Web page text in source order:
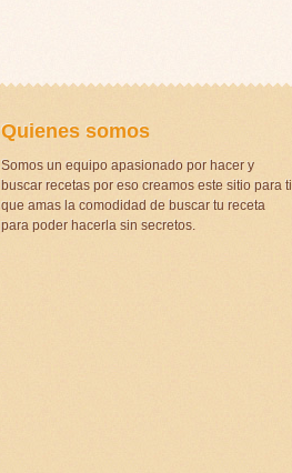
Quienes somos
Somos un equipo apasionado por hacer y
buscar recetas por eso creamos este sitio para ti
que amas la comodidad de buscar tu receta
para poder hacerla sin secretos.